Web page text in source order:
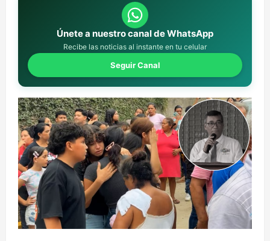
Únete a nuestro canal de WhatsApp
Recibe las noticias al instante en tu celular
Seguir Canal